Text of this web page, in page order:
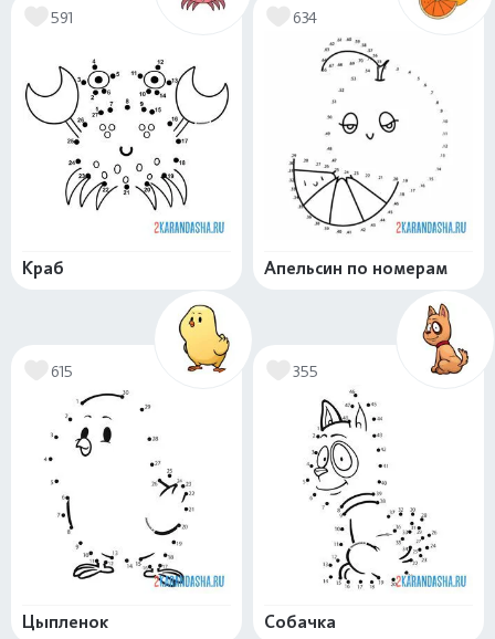
591
Краб
634
Апельсин по номерам
615
Цыпленок
355
Собачка